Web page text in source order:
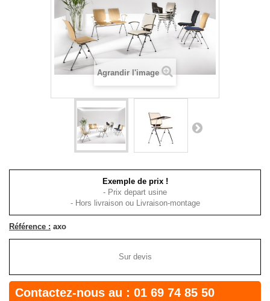
Agrandir l'image
Exemple de prix !
- Prix depart usine
- Hors livraison ou Livraison-montage
Référence : axo
Sur devis
Contactez-nous au : 01 69 74 85 50